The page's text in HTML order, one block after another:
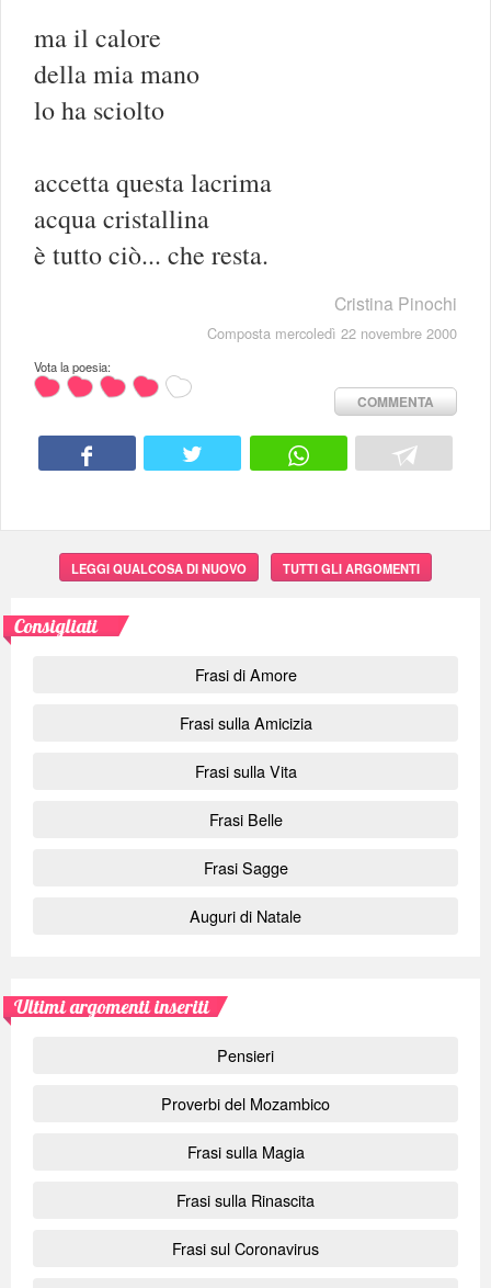
ma il calore
della mia mano
lo ha sciolto
accetta questa lacrima
acqua cristallina
è tutto ciò... che resta.
Cristina Pinochi
Composta mercoledì 22 novembre 2000
Vota la poesia:
COMMENTA
LEGGI QUALCOSA DI NUOVO TUTTI GLI ARGOMENTI
Consigliati
Frasi di Amore
Frasi sulla Amicizia
Frasi sulla Vita
Frasi Belle
Frasi Sagge
Auguri di Natale
Ultimi argomenti inseriti
Pensieri
Proverbi del Mozambico
Frasi sulla Magia
Frasi sulla Rinascita
Frasi sul Coronavirus